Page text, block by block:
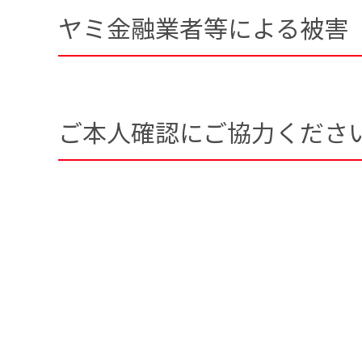
ヤミ金融業者等による被害
ご本人確認にご協力くださ